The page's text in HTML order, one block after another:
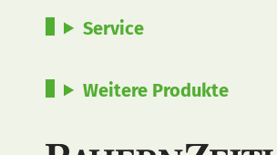
Service
Weitere Produkte